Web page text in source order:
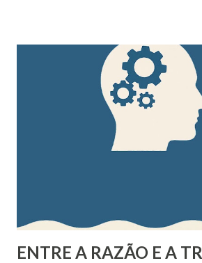
um autogoverno, ou seja, um governo
pessoas, pelas pessoas e para as
dele: “democratizar a democracia.”
ENTRE A RAZÃO E A